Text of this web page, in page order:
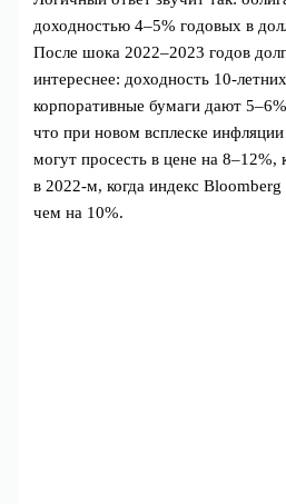
доходностью 4–5% годовых в
После шока 2022–2023 годов
интереснее: доходность 10-
корпоративные бумаги дают
что при новом всплеске
могут просесть в цене на 8–12%,
в 2022-м, когда индекс Bloomberg
чем на 10%.